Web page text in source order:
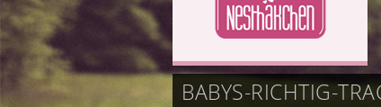
BABYS-RICHTIG-